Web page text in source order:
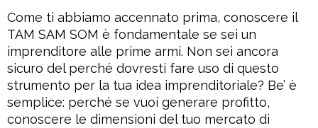
Come ti abbiamo accennato prima, conoscere il
TAM SAM SOM è fondamentale se sei un
imprenditore alle prime armi. Non sei ancora
sicuro del perché dovresti fare uso di questo
strumento per la tua idea imprenditoriale? Be’ è
semplice: perché se vuoi generare profitto,
conoscere le dimensioni del tuo mercato di